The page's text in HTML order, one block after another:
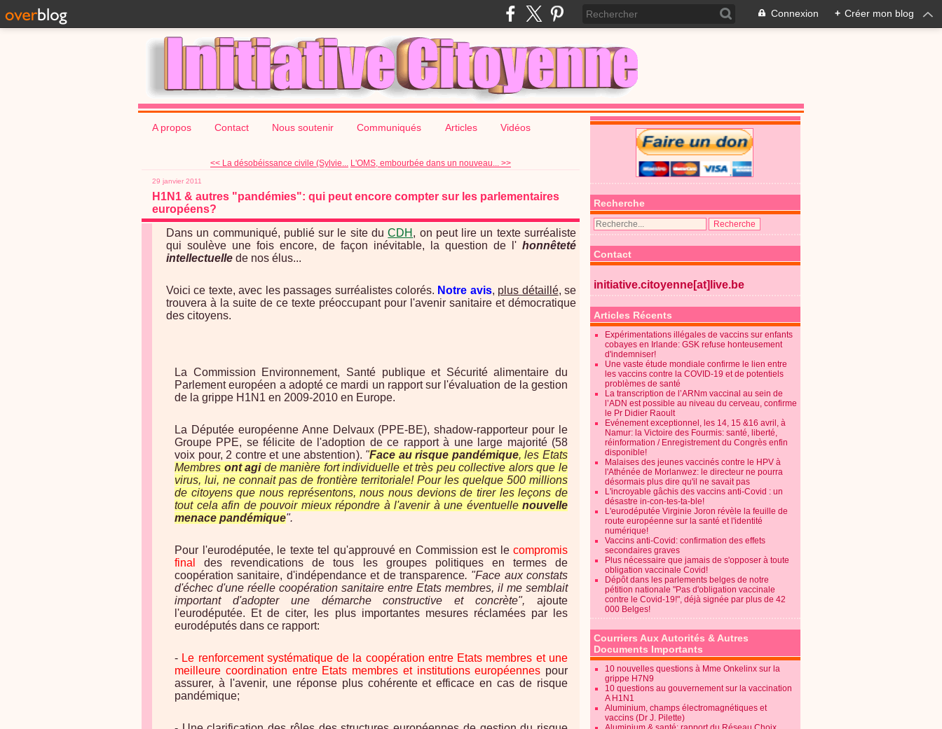
Connexion + Créer mon blog
A propos Contact Nous soutenir Communiqués Articles Vidéos
<< La désobéissance civile (Sylvie... L'OMS, embourbée dans un nouveau... >>
29 janvier 2011
H1N1 & autres "pandémies": qui peut encore compter sur les parlementaires
européens?
Dans un communiqué, publié sur le site duCDH , on peut lire un texte surréaliste
qui soulève une fois encore, de façon inévitable, la question de l' honnêteté
intellectuelle de nos élus...
Voici ce texte, avec les passages surréalistes colorés. Notre avis, plus détaillé, se
trouvera à la suite de ce texte préoccupant pour l'avenir sanitaire et démocratique
des citoyens.
La Commission Environnement, Santé publique et Sécurité alimentaire du
Parlement européen a adopté ce mardi un rapport sur l'évaluation de la gestion
de la grippe H1N1 en 2009-2010 en Europe.
La Députée européenne Anne Delvaux (PPE-BE), shadow-rapporteur pour le
Groupe PPE, se félicite de l'adoption de ce rapport à une large majorité (58
voix pour, 2 contre et une abstention). "Face au risque pandémique, les Etats
Membres ont agide manière fort individuelle et très peu collective alors que le
virus, lui, ne connait pas de frontière territoriale! Pour les quelque 500 millions
de citoyens que nous représentons, nous nous devions de tirer les leçons de
tout cela afin de pouvoir mieux répondre à l'avenir à une éventuelle nouvelle
menace pandémique".
Pour l'eurodéputée, le texte tel qu'approuvé en Commission est le compromis
final
des revendications de tous les groupes politiques en termes de
coopération sanitaire, d'indépendance et de transparence. "Face aux constats
d'échec d'une réelle coopération sanitaire entre Etats membres, il me semblait
important d'adopter une démarche constructive et concrète", ajoute
l'eurodéputée. Et de citer, les plus importantes mesures réclamées par les
eurodéputés dans ce rapport:
- Le renforcement systématique de la coopération entre Etats membres et une
meilleure coordination entre Etats membres et institutions européennes pour
assurer, à l'avenir, une réponse plus cohérente et efficace en cas de risque
pandémique;
Recherche
Contact
initiative.citoyenne[at]live.be
Articles Récents
Expérimentations illégales de vaccins sur enfants
cobayes en Irlande: GSK refuse honteusement
d'indemniser!
Une vaste étude mondiale confirme le lien entre
les vaccins contre la COVID-19 et de potentiels
problèmes de santé
La transcription de l’ARNm vaccinal au sein de
l’ADN est possible au niveau du cerveau, confirme
le Pr Didier Raoult
Evénement exceptionnel, les 14, 15 &16 avril, à
Namur: la Victoire des Fourmis: santé, liberté,
réinformation / Enregistrement du Congrès enfin
disponible!
Malaises des jeunes vaccinés contre le HPV à
l'Athénée de Morlanwez: le directeur ne pourra
désormais plus dire qu'il ne savait pas
L'incroyable gâchis des vaccins anti-Covid : un
désastre in-con-tes-ta-ble!
L'eurodéputée Virginie Joron révèle la feuille de
route européenne sur la santé et l'identité
numérique!
Vaccins anti-Covid: confirmation des effets
secondaires graves
Plus nécessaire que jamais de s'opposer à toute
obligation vaccinale Covid!
Dépôt dans les parlements belges de notre
pétition nationale "Pas d'obligation vaccinale
contre le Covid-19!", déjà signée par plus de 42
000 Belges!
Courriers Aux Autorités & Autres
Documents Importants
10 nouvelles questions à Mme Onkelinx sur la
grippe H7N9
10 questions au gouvernement sur la vaccination
A H1N1
Aluminium, champs électromagnétiques et
vaccins (Dr J. Pilette)